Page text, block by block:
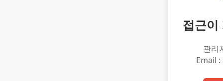
접근이
관리
Email